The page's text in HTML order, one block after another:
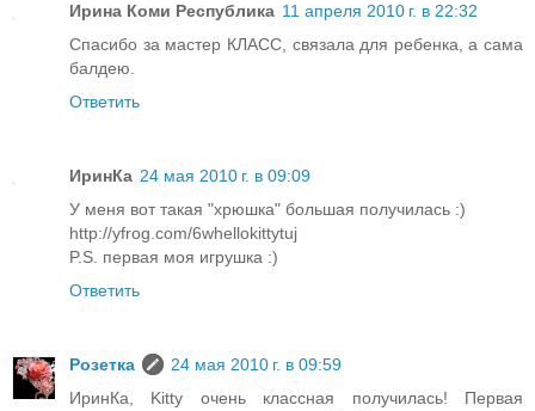
Ирина Коми Республика 11 апреля 2010 г. в 22:32
Спасибо за мастер КЛАСС, связала для ребенка, а сама
балдею.
Ответить
ИринКа 24 мая 2010 г. в 09:09
У меня вот такая "хрюшка" большая получилась :)
http://yfrog.com/6whellokittytuj
P.S. первая моя игрушка :)
Ответить
Розетка
24 мая 2010 г. в 09:59
ИринКа, Kitty очень классная получилась! Первая